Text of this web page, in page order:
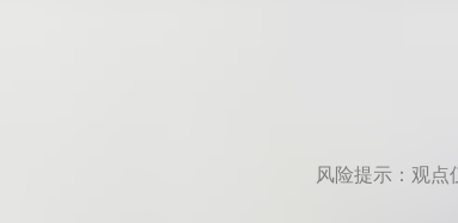
风险提示：观